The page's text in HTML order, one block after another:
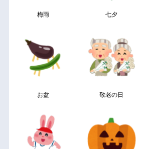
梅雨 七夕
お盆 敬老の日